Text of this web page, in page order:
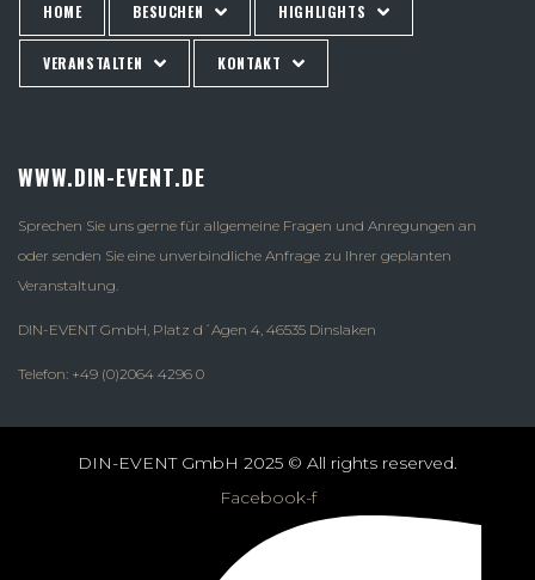
HOME BESUCHEN HIGHLIGHTS
VERANSTALTEN KONTAKT
WWW.DIN-EVENT.DE
Sprechen Sie uns gerne für allgemeine Fragen und Anregungen an
oder senden Sie eine unverbindliche Anfrage zu Ihrer geplanten
Veranstaltung.
DIN-EVENT GmbH, Platz d´Agen 4, 46535 Dinslaken
Telefon: +49 (0)2064 4296 0
DIN-EVENT GmbH 2025 © All rights reserved.
Facebook-f